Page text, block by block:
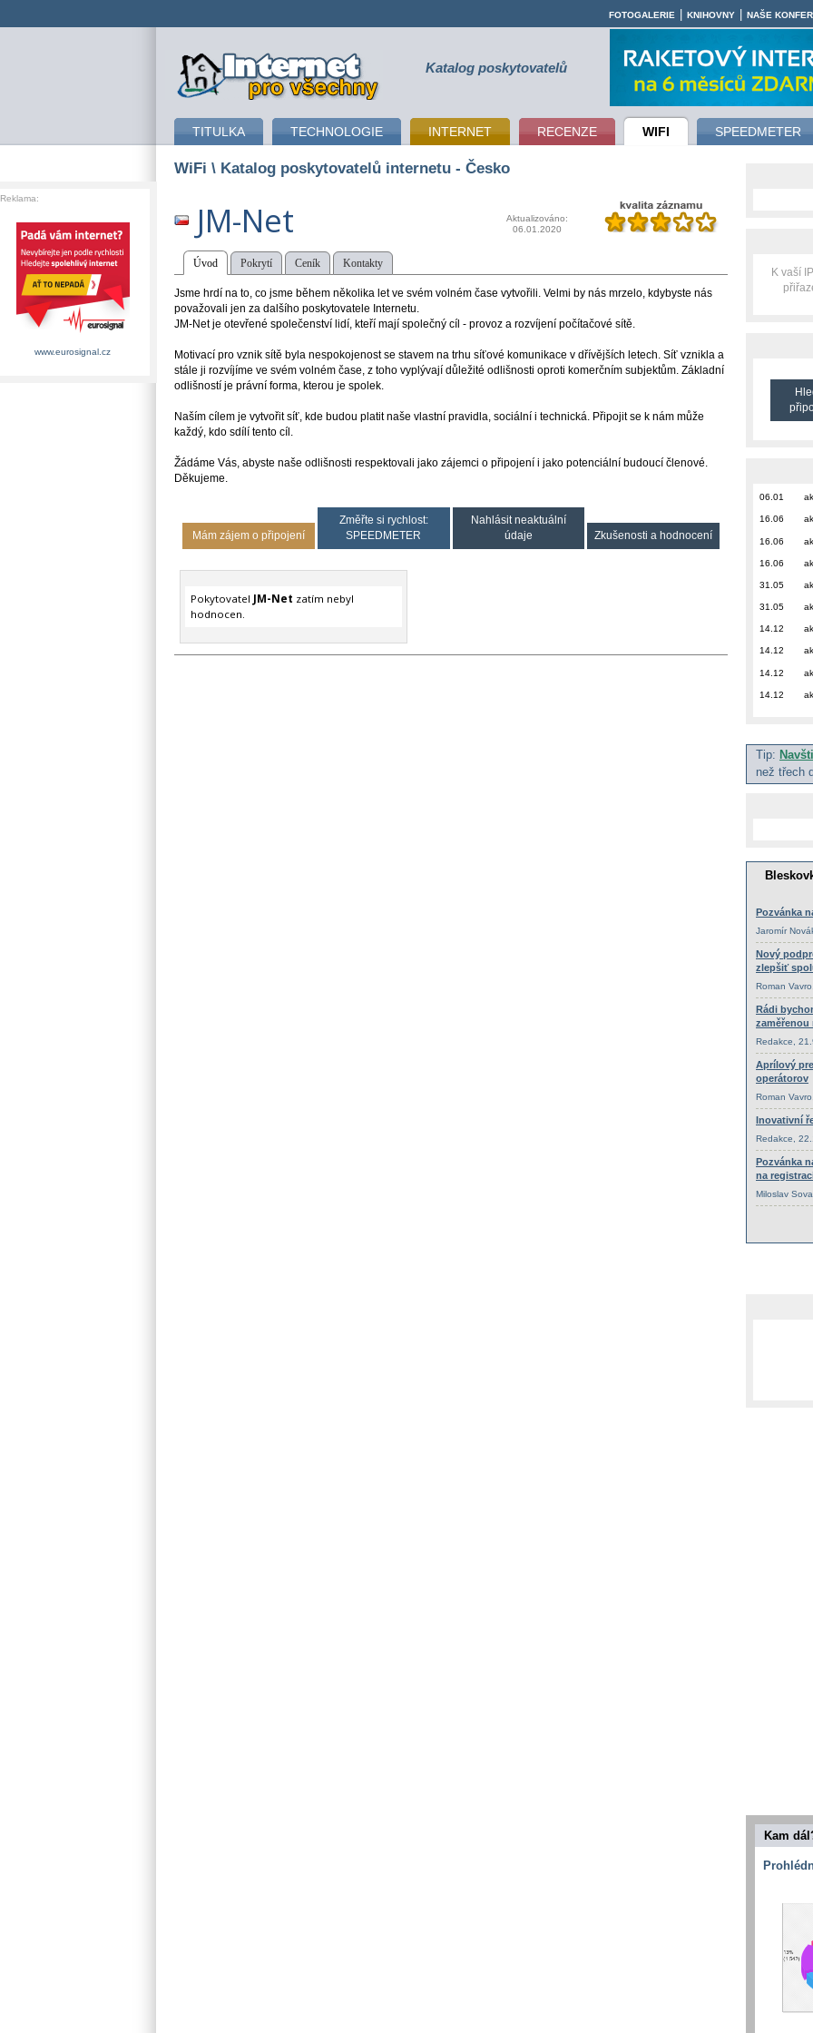
připojení k internetu Katalog poskytovatelů
TITULKA TECHNOLOGIE INTERNET RECENZE WIFI SPEEDMETER
FOTOGALERIE KNIHOVNY NAŠE
WiFi \ Katalog poskytovatelů internetu - Česko
JM-Net
Aktualizováno:
06.01.2020
Úvod Pokrytí Ceník Kontakty
Jsme hrdí na to, co jsme během několika let ve svém volném čase vytvořili. Velmi by nás mrzelo, kdybyste nás
považovali jen za dalšího poskytovatele Internetu.
JM-Net je otevřené společenství lidí, kteří mají společný cíl - provoz a rozvíjení počítačové sítě.
Motivací pro vznik sítě byla nespokojenost se stavem na trhu síťové komunikace v dřívějších letech. Síť vznikla a
stále ji rozvíjíme ve svém volném čase, z toho vyplývají důležité odlišnosti oproti komerčním subjektům. Základní
odlišností je právní forma, kterou je spolek.
Naším cílem je vytvořit síť, kde budou platit naše vlastní pravidla, sociální i technická. Připojit se k nám může
každý, kdo sdílí tento cíl.
Žádáme Vás, abyste naše odlišnosti respektovali jako zájemci o připojení i jako potenciální budoucí členové.
Děkujeme.
Mám zájem o připojení
Změřte si rychlost:
SPEEDMETER
Nahlásit neaktuální
údaje
Zkušenosti a hodnocení
Pokytovatel JM-Net zatím nebyl
hodnocen.
K vaší
06.01
16.06
16.06
16.06
31.05
31.05
14.12
14.12
14.12
14.12
Tip:
než třech
Kam
Reklama:
www.eurosignal.cz